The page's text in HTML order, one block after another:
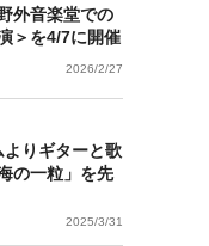
外音楽堂での
＞を4/7に開催
2026/2/27
りギターと歌
の一粒」を先
2025/3/31